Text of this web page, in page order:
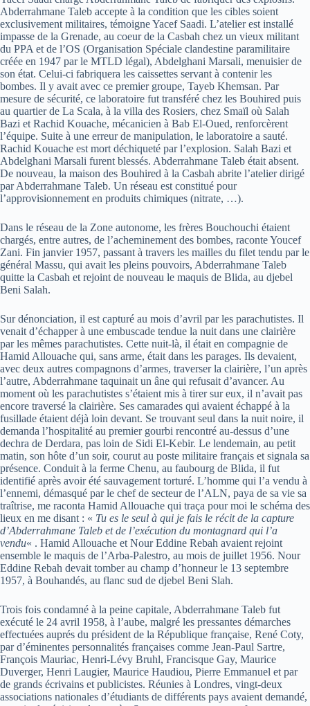
Abderrahmane Taleb accepte à la condition que les cibles soient
exclusivement militaires, témoigne Yacef Saadi. L’atelier est installé
impasse de la Grenade, au coeur de la Casbah chez un vieux militant
du PPA et de l’OS (Organisation Spéciale clandestine paramilitaire
créée en 1947 par le MTLD légal), Abdelghani Marsali, menuisier de
son état. Celui-ci fabriquera les caissettes servant à contenir les
bombes. Il y avait avec ce premier groupe, Tayeb Khemsan. Par
mesure de sécurité, ce laboratoire fut transféré chez les Bouhired puis
au quartier de La Scala, à la villa des Rosiers, chez Smaïl où Salah
Bazi et Rachid Kouache, mécanicien à Bab El-Oued, renforcèrent
l’équipe. Suite à une erreur de manipulation, le laboratoire a sauté.
Rachid Kouache est mort déchiqueté par l’explosion. Salah Bazi et
Abdelghani Marsali furent blessés. Abderrahmane Taleb était absent.
De nouveau, la maison des Bouhired à la Casbah abrite l’atelier dirigé
par Abderrahmane Taleb. Un réseau est constitué pour
l’approvisionnement en produits chimiques (nitrate, …).
Dans le réseau de la Zone autonome, les frères Bouchouchi étaient
chargés, entre autres, de l’acheminement des bombes, raconte Youcef
Zani. Fin janvier 1957, passant à travers les mailles du filet tendu par le
général Massu, qui avait les pleins pouvoirs, Abderrahmane Taleb
quitte la Casbah et rejoint de nouveau le maquis de Blida, au djebel
Beni Salah.
Sur dénonciation, il est capturé au mois d’avril par les parachutistes. Il
venait d’échapper à une embuscade tendue la nuit dans une clairière
par les mêmes parachutistes. Cette nuit-là, il était en compagnie de
Hamid Allouache qui, sans arme, était dans les parages. Ils devaient,
avec deux autres compagnons d’armes, traverser la clairière, l’un après
l’autre, Abderrahmane taquinait un âne qui refusait d’avancer. Au
moment où les parachutistes s’étaient mis à tirer sur eux, il n’avait pas
encore traversé la clairière. Ses camarades qui avaient échappé à la
fusillade étaient déjà loin devant. Se trouvant seul dans la nuit noire, il
demanda l’hospitalité au premier gourbi rencontré au-dessus d’une
dechra de Derdara, pas loin de Sidi El-Kebir. Le lendemain, au petit
matin, son hôte d’un soir, courut au poste militaire français et signala sa
présence. Conduit à la ferme Chenu, au faubourg de Blida, il fut
identifié après avoir été sauvagement torturé. L’homme qui l’a vendu à
l’ennemi, démasqué par le chef de secteur de l’ALN, paya de sa vie sa
traîtrise, me raconta Hamid Allouache qui traça pour moi le schéma des
lieux en me disant : « Tu es le seul à qui je fais le récit de la capture
d’Abderrahmane Taleb et de l’exécution du montagnard qui l’a
vendu« . Hamid Allouache et Nour Eddine Rebah avaient rejoint
ensemble le maquis de l’Arba-Palestro, au mois de juillet 1956. Nour
Eddine Rebah devait tomber au champ d’honneur le 13 septembre
1957, à Bouhandés, au flanc sud de djebel Beni Slah.
Trois fois condamné à la peine capitale, Abderrahmane Taleb fut
exécuté le 24 avril 1958, à l’aube, malgré les pressantes démarches
effectuées auprés du président de la République française, René Coty,
par d’éminentes personnalités françaises comme Jean-Paul Sartre,
François Mauriac, Henri-Lévy Bruhl, Francisque Gay, Maurice
Duverger, Henri Laugier, Maurice Haudiou, Pierre Emmanuel et par
de grands écrivains et publicistes. Réunies à Londres, vingt-deux
associations nationales d’étudiants de différents pays avaient demandé,